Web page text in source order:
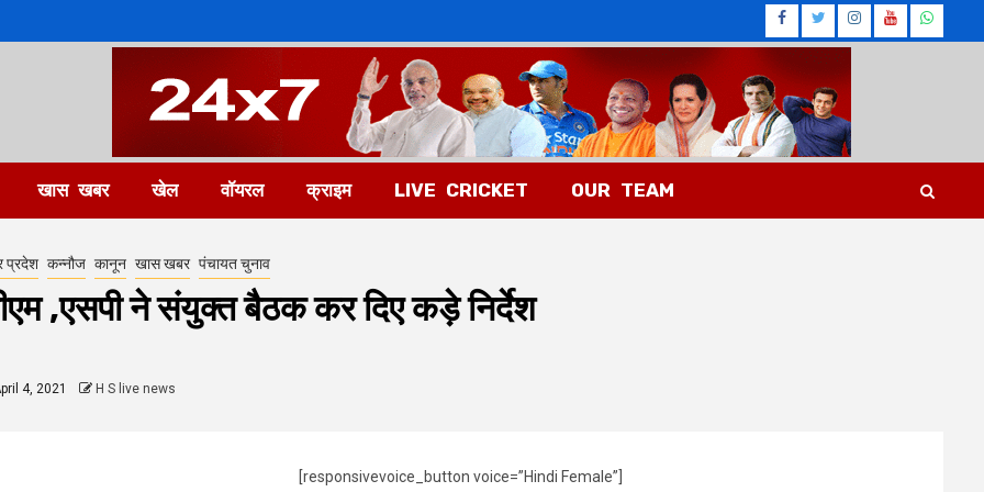
Facebook
Twitter
Instagram
खास खबर खेल वॉयरल क्राइम LIVE CRICKET OUR TEAM
प्रदेश कन्नौज कानून खास खबर पंचायत चुनाव
,एसपी ने संयुक्त बैठक कर दिए कड़े निर्देश
4, 2021 H S live news
[responsivevoice_button voice=”Hindi Female”]